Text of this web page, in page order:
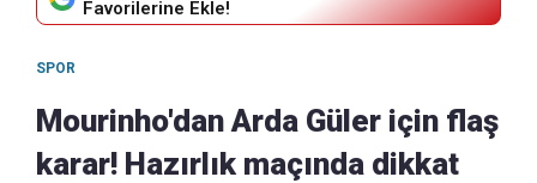
Favorilerine Ekle!
SPOR
Mourinho'dan Arda Güler için flaş
karar! Hazırlık maçında dikkat